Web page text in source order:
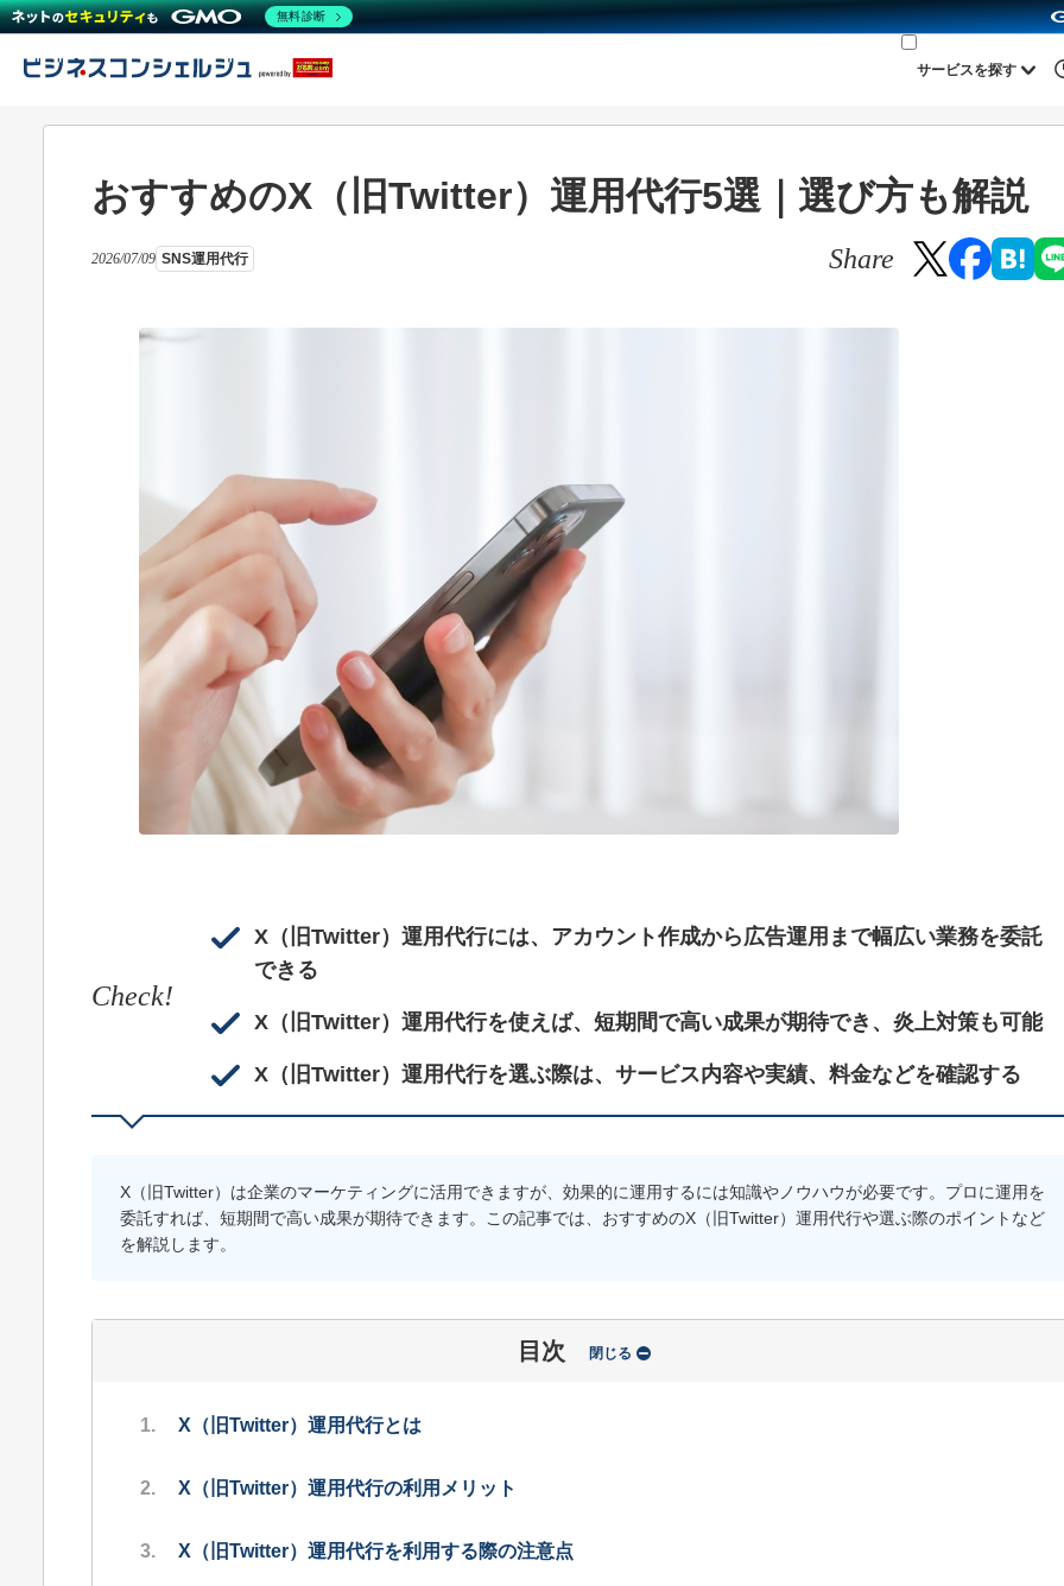
サービスを探す
おすすめのX（旧Twitter）運用代行5選｜選び方も解説
2026/07/09 SNS運用代行 Share
Check!
X（旧Twitter）運用代行には、アカウント作成から広告運用まで幅広い業務を委託
できる
X（旧Twitter）運用代行を使えば、短期間で高い成果が期待でき、炎上対策も可能
X（旧Twitter）運用代行を選ぶ際は、サービス内容や実績、料金などを確認する
X（旧Twitter）は企業のマーケティングに活用できますが、効果的に運用するには知識やノウハウが必要です。プロに運用を
委託すれば、短期間で高い成果が期待できます。この記事では、おすすめのX（旧Twitter）運用代行や選ぶ際のポイントなど
を解説します。
目次 閉じる
X（旧Twitter）運用代行とは
X（旧Twitter）運用代行の利用メリット
X（旧Twitter）運用代行を利用する際の注意点
無料診断